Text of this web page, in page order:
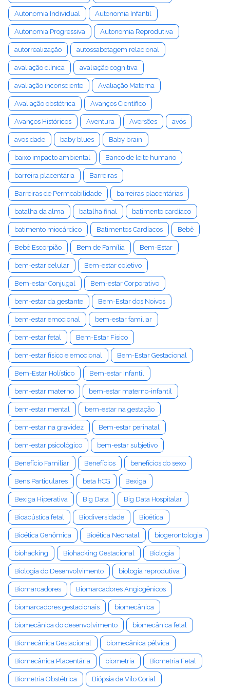
Autonomia Individual Autonomia Infantil
Autonomia Progressiva Autonomia Reprodutiva
autorrealização autossabotagem relacional
avaliação clínica avaliação cognitiva
avaliação inconsciente Avaliação Materna
Avaliação obstétrica Avanços Científico
Avanços Históricos Aventura Aversões avós
avosidade baby blues Baby brain
baixo impacto ambiental Banco de leite humano
barreira placentária Barreiras
Barreiras de Permeabilidade barreiras placentárias
batalha da alma batalha final batimento cardíaco
batimento miocárdico Batimentos Cardíacos Bebê
Bebê Escorpião Bem de Família Bem-Estar
bem-estar celular Bem-estar coletivo
Bem-estar Conjugal Bem-estar Corporativo
bem-estar da gestante Bem-Estar dos Noivos
bem-estar emocional bem-estar familiar
bem-estar fetal Bem-Estar Físico
bem-estar físico e emocional Bem-Estar Gestacional
Bem-Estar Holístico Bem-estar Infantil
bem-estar materno bem-estar materno-infantil
bem-estar mental bem-estar na gestação
bem-estar na gravidez Bem-estar perinatal
bem-estar psicológico bem-estar subjetivo
Benefício Familiar Benefícios benefícios do sexo
Bens Particulares beta hCG Bexiga
Bexiga Hiperativa Big Data Big Data Hospitalar
Bioacústica fetal Biodiversidade Bioética
Bioética Genômica Bioética Neonatal biogerontologia
biohacking Biohacking Gestacional Biologia
Biologia do Desenvolvimento biologia reprodutiva
Biomarcadores Biomarcadores Angiogênicos
biomarcadores gestacionais biomecânica
biomecânica do desenvolvimento biomecânica fetal
Biomecânica Gestacional biomecânica pélvica
Biomecânica Placentária biometria Biometria Fetal
Biometria Obstétrica Biópsia de Vilo Corial